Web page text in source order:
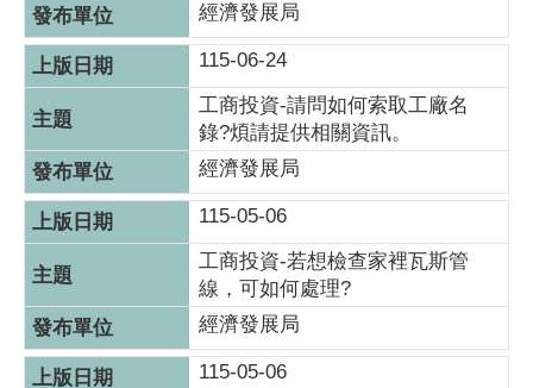
經濟發展局
115-06-24
工商投資-請問如何索取工廠名
錄?煩請提供相關資訊。
經濟發展局
115-05-06
工商投資-若想檢查家裡瓦斯管
線，可如何處理?
經濟發展局
115-05-06